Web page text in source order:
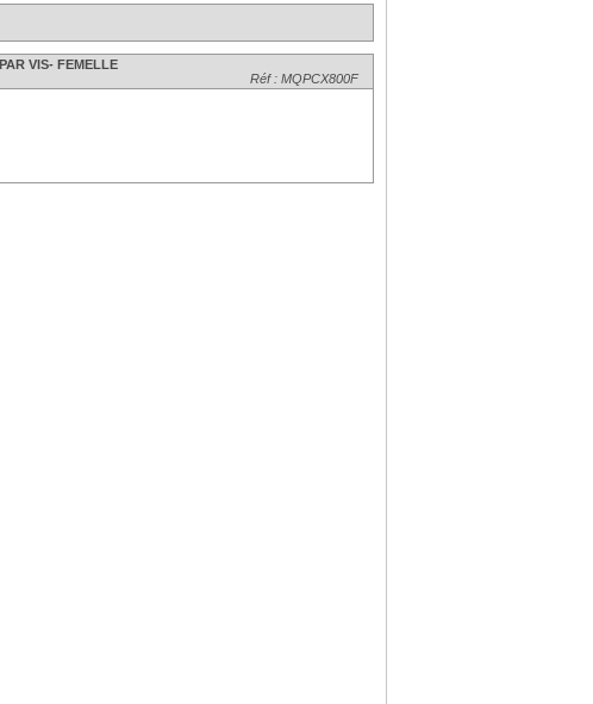
VIS- FEMELLE
Réf : MQPCX800F